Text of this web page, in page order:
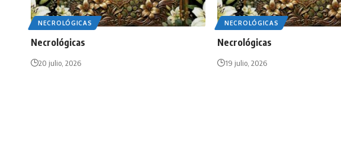
NECROLÓGICAS
Necrológicas
20 julio, 2026
NECROLÓGICAS
Necrológicas
19 julio, 2026